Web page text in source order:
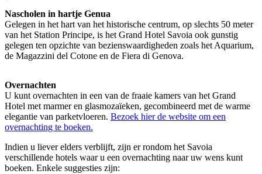
Nascholen in hartje Genua
Gelegen in het hart van het historische centrum, op slechts 50 meter
van het Station Principe, is het Grand Hotel Savoia ook gunstig
gelegen ten opzichte van bezienswaardigheden zoals het Aquarium,
de Magazzini del Cotone en de Fiera di Genova.
Overnachten
U kunt overnachten in een van de fraaie kamers van het Grand
Hotel met marmer en glasmozaïeken, gecombineerd met de warme
elegantie van parketvloeren. Bezoek hier de website om een
overnachting te boeken.
Indien u liever elders verblijft, zijn er rondom het Savoia
verschillende hotels waar u een overnachting naar uw wens kunt
boeken. Enkele suggesties zijn: